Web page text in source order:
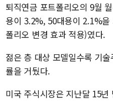
퇴직연금 포트폴리오의 9월
용이 3.2%, 50대용이 2.1%
폴리오 변경 효과 적용)였다.
젊은 층 대상 모델일수록 기
률을 거뒀다.
미국 주식시장은 지난달 15